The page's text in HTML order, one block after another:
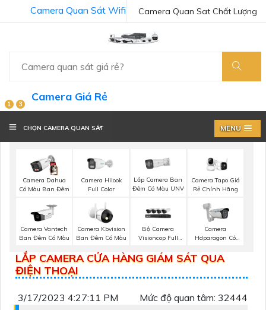
Camera Quan Sat Chất Lượng
Camera Quan Sát Wifi
1 3
Camera Giá Rẻ
CHỌN CAMERA QUAN SÁT MENU
Camera Dahua
Có Màu Ban Đêm
Camera Hilook
Full Color
Lắp Camera Ban
Đêm Có Màu UNV
Camera Tapo Giá
Rẻ Chính Hãng
Camera Vantech
Ban Đêm Có Màu
Camera Kbvision
Ban Đêm Có Màu
Bộ Camera
Visioncop Full
Camera
Hdparagon Có
LẮP CAMERA CỬA HÀNG GIÁM SÁT QUA
ĐIỆN THOẠI
3/17/2023 4:27:11 PM Mức độ quan tâm: 32444